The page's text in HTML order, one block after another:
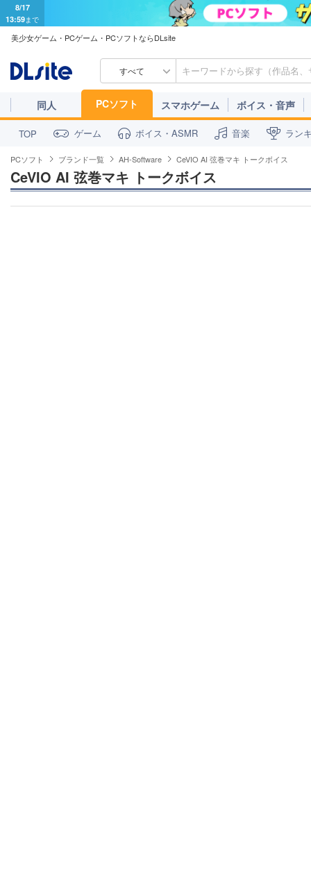
8/17
13:59まで
美少女ゲーム・PCゲーム・PCソフトならDLsite
すべて
同人 PCソフト スマホゲーム ボイス・音声
TOP ゲーム ボイス・ASMR 音楽 ラン
PCソフト ブランド一覧 AH-Software CeVIO AI 弦巻マキ トークボイス
CeVIO AI 弦巻マキ トークボイス